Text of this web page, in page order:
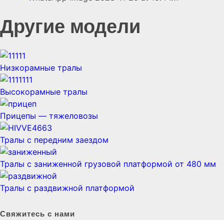
Другие модели
Низкорамные тралы
Высокорамные тралы
Прицепы — тяжеловозы
Тралы с передним заездом
Тралы с заниженной грузовой платформой от 480 мм
Тралы с раздвижной платформой
Свяжитесь с нами